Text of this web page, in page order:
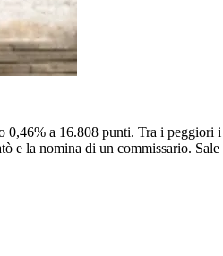
a 16.808 punti. Tra i
e la nomina di un commissario.